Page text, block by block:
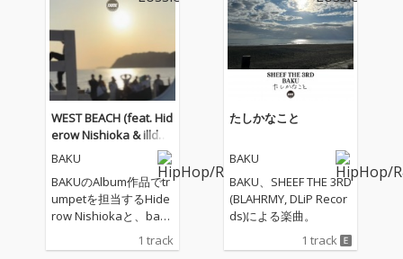
WEST BEACH (feat. Hid
erow Nishioka & illdes
pins)
BAKU
BAKUのAlbum作品でtr
umpetを担当するHide
row Nishiokaと、bass
を担当するilldespinsを
featに迎えたInstrume
1 track
たしかなこと
BAKU
BAKU、SHEEF THE 3RD
(BLAHRMY, DLiP Recor
ds)による楽曲。
1 track